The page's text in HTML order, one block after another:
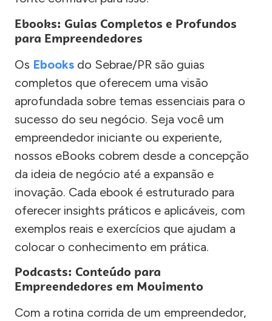
Ebooks: Guias Completos e Profundos
para Empreendedores
Os Ebooks do Sebrae/PR são guias
completos que oferecem uma visão
aprofundada sobre temas essenciais para o
sucesso do seu negócio. Seja você um
empreendedor iniciante ou experiente,
nossos eBooks cobrem desde a concepção
da ideia de negócio até a expansão e
inovação. Cada ebook é estruturado para
oferecer insights práticos e aplicáveis, com
exemplos reais e exercícios que ajudam a
colocar o conhecimento em prática.
Podcasts: Conteúdo para
Empreendedores em Movimento
Com a rotina corrida de um empreendedor,